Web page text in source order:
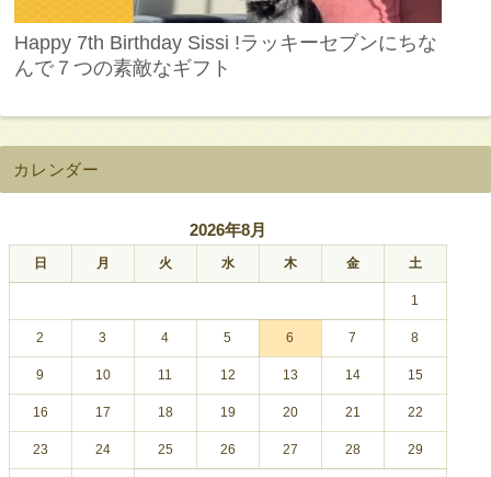
Happy 7th Birthday Sissi !ラッキーセブンにちな
んで７つの素敵なギフト
カレンダー
2026年8月
日 月 火 水 木 金 土
1
2 3 4 5 6 7 8
9 10 11 12 13 14 15
16 17 18 19 20 21 22
23 24 25 26 27 28 29